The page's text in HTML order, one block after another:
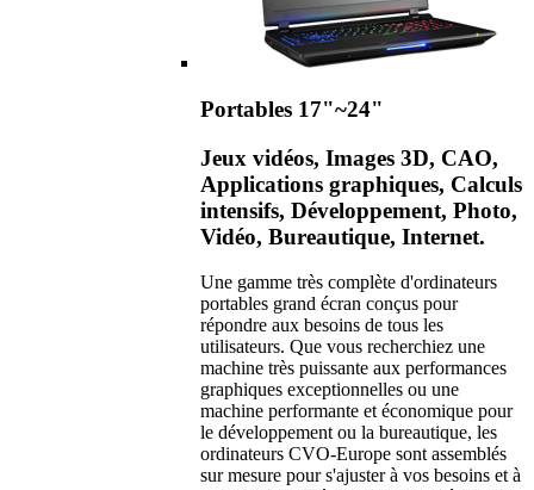
Portables 17"~24"
Jeux vidéos, Images 3D, CAO,
Applications graphiques, Calculs
intensifs, Développement, Photo,
Vidéo, Bureautique, Internet.
Une gamme très complète d'ordinateurs
portables grand écran conçus pour
répondre aux besoins de tous les
utilisateurs. Que vous recherchiez une
machine très puissante aux performances
graphiques exceptionnelles ou une
machine performante et économique pour
le développement ou la bureautique, les
ordinateurs CVO-Europe sont assemblés
sur mesure pour s'ajuster à vos besoins et à